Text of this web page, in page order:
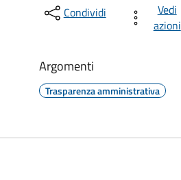
Condividi
Vedi
azioni
Argomenti
Trasparenza amministrativa